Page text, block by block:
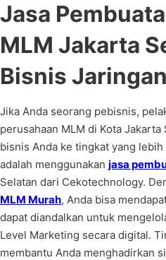
Jasa
MLM Jakarta
Bisnis Jaringan
Jika Anda seorang pebisnis,
perusahaan MLM di Kota
bisnis Anda ke tingkat yang
adalah menggunakan jasa
Selatan dari Cekotechnology.
MLM Murah, Anda bisa
dapat diandalkan untuk
Level Marketing secara digital.
membantu Anda menghadirkan